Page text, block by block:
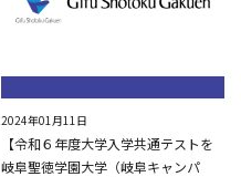
2024年01月11日
【令和６年度大学入学共通テストを
岐阜聖徳学園大学（岐阜キャンパ